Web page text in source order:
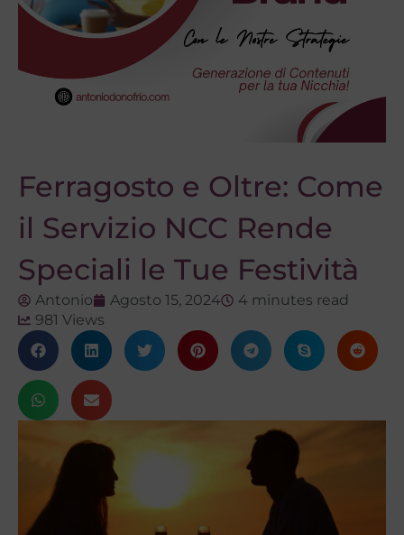
Ferragosto e Oltre: Come
il Servizio NCC Rende
Speciali le Tue Festività
Antonio Agosto 15, 2024
4 minutes read
981 Views